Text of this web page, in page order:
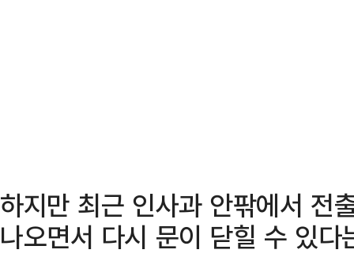
하지만 최근 인사과 안팎에서 전
나오면서 다시 문이 닫힐 수 있